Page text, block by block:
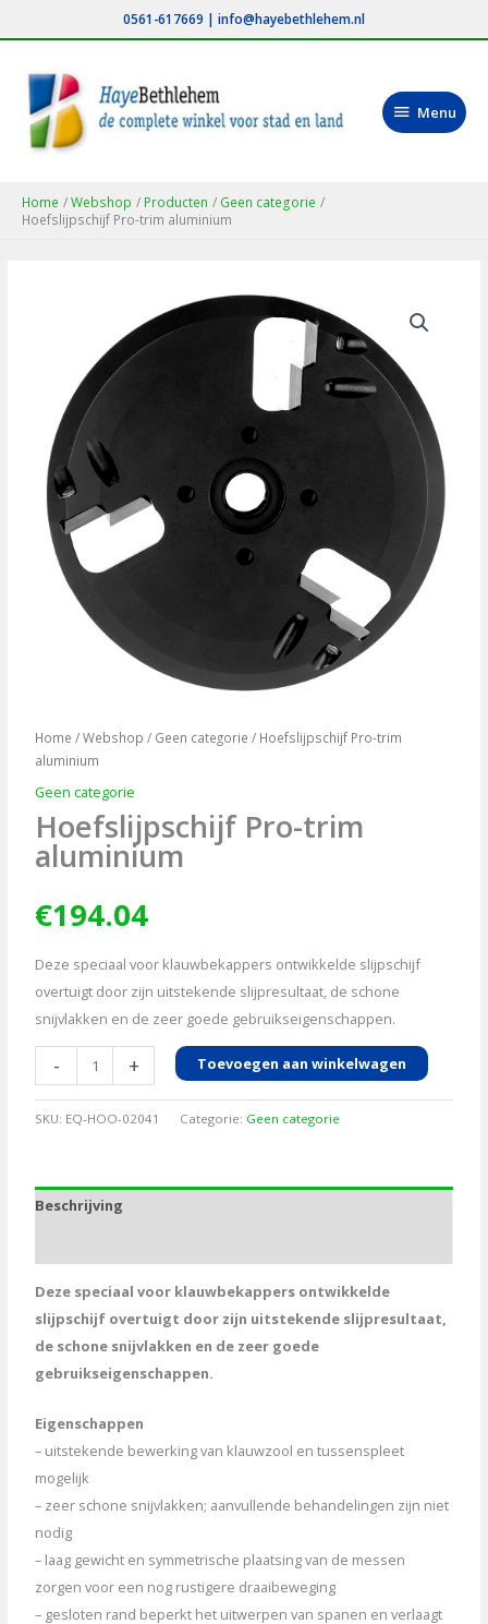
naar
inhoud
0561-617669 | info@hayebethlehem.nl
Menu
Menu
Home Webshop Producten
Geen categorie
Hoefslijpschijf Pro-trim aluminium
Home /Webshop / Geen categorie / Hoefslijpschijf Pro-trim
aluminium
Geen categorie
Hoefslijpschijf Pro-trim
aluminium
€194.04
Deze speciaal voor klauwbekappers ontwikkelde slijpschijf
overtuigt door zijn uitstekende slijpresultaat, de schone
snijvlakken en de zeer goede gebruikseigenschappen.
-
Hoefslijpschijf
Pro-
+ Toevoegen aan winkelwagen
SKU: EQ-HOO-02041 Categorie: Geen categorie
Beschrijving
Deze speciaal voor klauwbekappers ontwikkelde
slijpschijf overtuigt door zijn uitstekende slijpresultaat,
de schone snijvlakken en de zeer goede
gebruikseigenschappen.
Eigenschappen
– uitstekende bewerking van klauwzool en tussenspleet
mogelijk
– zeer schone snijvlakken; aanvullende behandelingen zijn niet
nodig
– laag gewicht en symmetrische plaatsing van de messen
zorgen voor een nog rustigere draaibeweging
– gesloten rand beperkt het uitwerpen van spanen en verlaagt